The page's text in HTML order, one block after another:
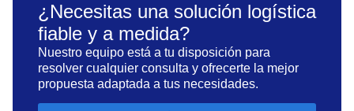
¿Necesitas una solución logística
fiable y a medida?
Nuestro equipo está a tu disposición para
resolver cualquier consulta y ofrecerte la mejor
propuesta adaptada a tus necesidades.